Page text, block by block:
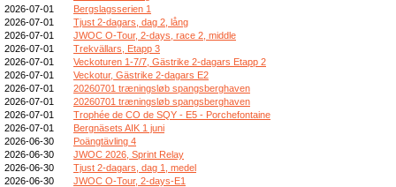
2026-07-01
Bergslagsserien 1
2026-07-01
Tjust 2-dagars, dag 2, lång
2026-07-01
JWOC O-Tour, 2-days, race 2, middle
2026-07-01
Trekvällars, Etapp 3
2026-07-01
Veckoturen 1-7/7, Gästrike 2-dagars Etapp 2
2026-07-01
Veckotur, Gästrike 2-dagars E2
2026-07-01
20260701 træningsløb spangsberghaven
2026-07-01
20260701 træningsløb spangsberghaven
2026-07-01
Trophée de CO de SQY - E5 - Porchefontaine
2026-07-01
Bergnäsets AIK 1 juni
2026-06-30
Poängtävling 4
2026-06-30
JWOC 2026, Sprint Relay
2026-06-30
Tjust 2-dagars, dag 1, medel
2026-06-30
JWOC O-Tour, 2-days-E1